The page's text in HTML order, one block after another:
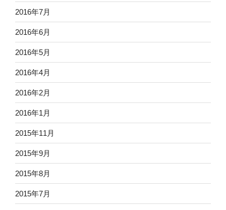
2016年7月
2016年6月
2016年5月
2016年4月
2016年2月
2016年1月
2015年11月
2015年9月
2015年8月
2015年7月